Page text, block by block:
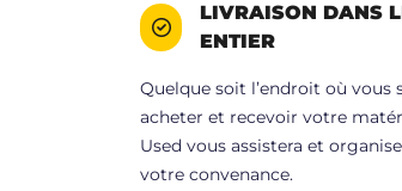
LIVRAISON DANS
ENTIER
Quelque soit l’endroit où vous
acheter et recevoir votre
Used vous assistera et
votre convenance.